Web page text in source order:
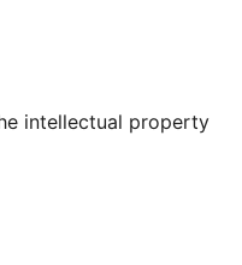
YouTube
cuenta de Tumblr
intellectual property